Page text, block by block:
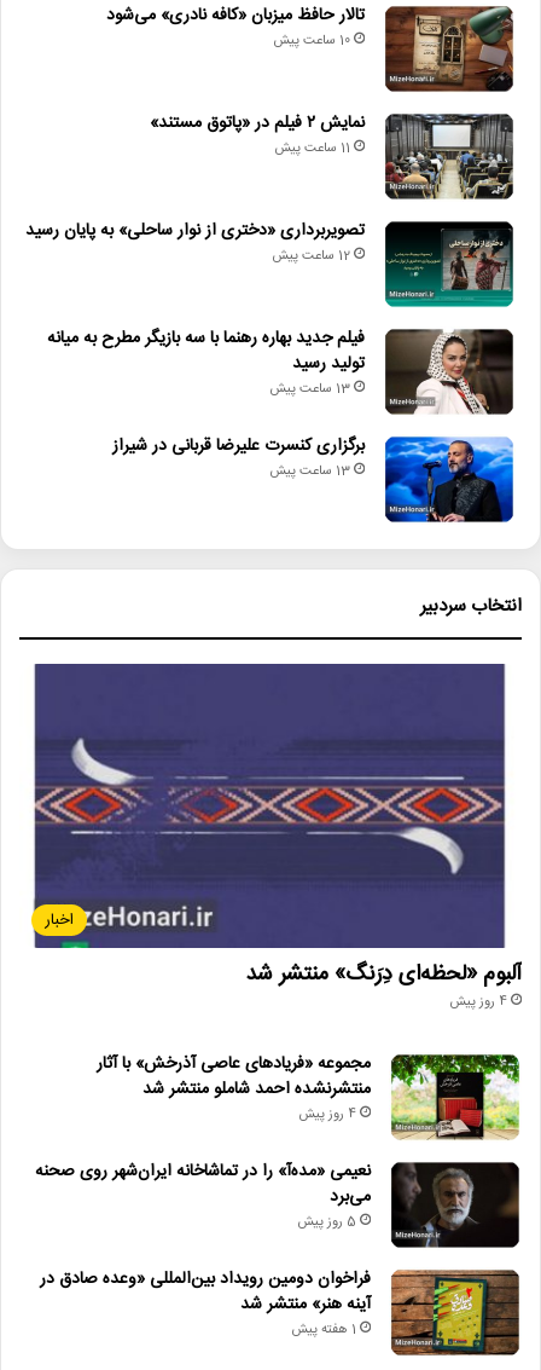
تالار حافظ میزبان «کافه نادری» می‌شود
10 ساعت پیش
نمایش ۲ فیلم در «پاتوق مستند»
11 ساعت پیش
تصویربرداری «دختری از نوار ساحلی» به پایان رسید
12 ساعت پیش
فیلم جدید بهاره رهنما با سه بازیگر مطرح به میانه
تولید رسید
13 ساعت پیش
برگزاری کنسرت علیرضا قربانی در شیراز
13 ساعت پیش
انتخاب سردبیر
اخبار
آلبوم «لحظه‌ای دِرَنگ» منتشر شد
4 روز پیش
مجموعه «فریادهای عاصی آذرخش» با آثار
منتشرنشده احمد شاملو منتشر شد
4 روز پیش
نعیمی «مده‌آ» را در تماشاخانه ایران‌شهر روی صحنه
می‌برد
5 روز پیش
فراخوان دومین رویداد بین‌المللی «وعده صادق در
آینه هنر» منتشر شد
1 هفته پیش